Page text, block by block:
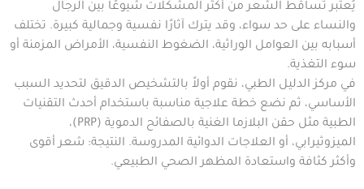
يُعتبر تساقط الشعر من أكثر المشكلات شيوعًا بين الرجال
والنساء على حد سواء، وقد يترك آثارًا نفسية وجمالية كبيرة. تختلف
أسبابه بين العوامل الوراثية، الضغوط النفسية، الأمراض المزمنة أو
سوء التغذية.
في مركز الدليل الطبي، نقوم أولاً بالتشخيص الدقيق لتحديد السبب
الأساسي، ثم نضع خطة علاجية مناسبة باستخدام أحدث التقنيات
الطبية مثل حقن البلازما الغنية بالصفائح الدموية (PRP)،
الميزوثيرابي، أو العلاجات الدوائية المدروسة. النتيجة: شعر أقوى
وأكثر كثافة واستعادة المظهر الصحي الطبيعي.